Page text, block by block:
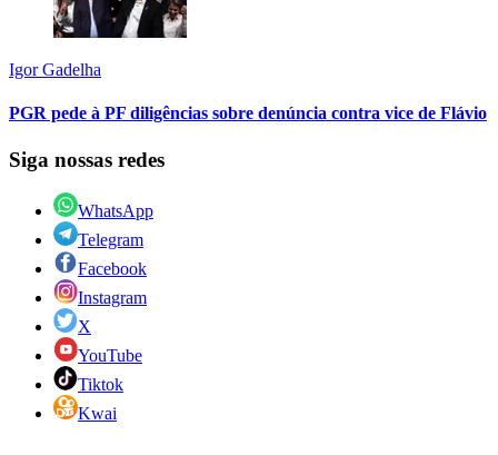
Igor Gadelha
PGR pede à PF diligências sobre denúncia contra vice de Flávio
Siga nossas redes
WhatsApp
Telegram
Facebook
Instagram
X
YouTube
Tiktok
Kwai